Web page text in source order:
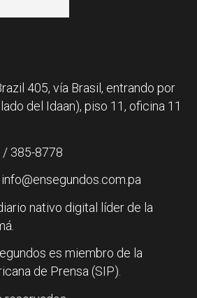
405, vía Brasil, entrando por
del Idaan), piso 11, oficina 11
/ 385-8778
nativo digital líder de la
es miembro de la
de Prensa (SIP).